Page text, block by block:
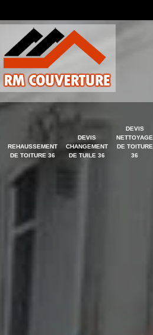
REHAUSSEMENT
DE TOITURE 36
DEVIS
CHANGEMENT
DE TUILE 36
DEVIS
NETTOYAGE
DE TOITURE
36